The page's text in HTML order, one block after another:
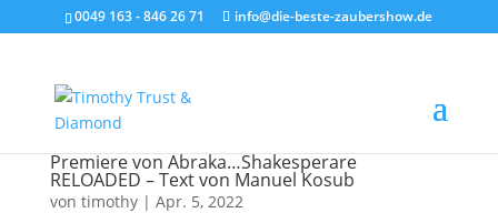
0049 163 - 846 26 71 info@die-beste-zaubershow.de
Premiere von Abraka…Shakesperare
RELOADED – Text von Manuel Kosub
von timothy| Apr. 5, 2022